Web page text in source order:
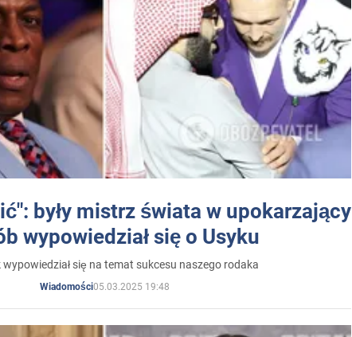
były mistrz świata w upokarzający
wypowiedział się o Usyku
się na temat sukcesu naszego rodaka
Wiadomości05.03.2025 19:48